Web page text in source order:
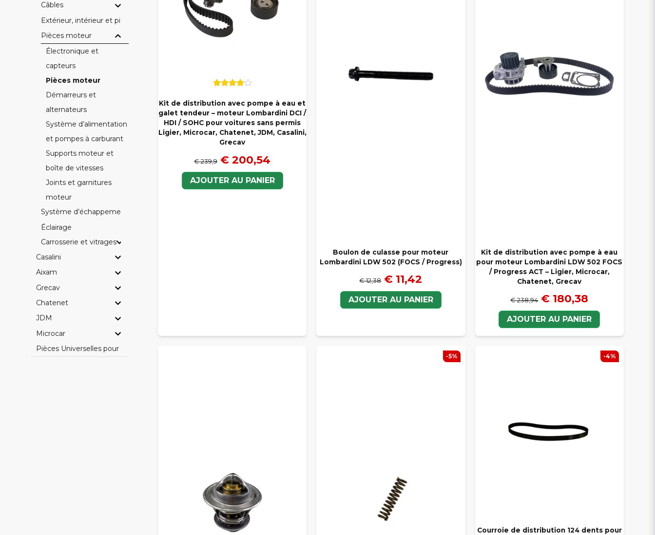
Câbles
Extérieur, intérieur et pièces électriques
Pièces moteur
Électronique et
capteurs
Pièces moteur
Démarreurs et
alternateurs
Système d’alimentation
et pompes à carburant
Supports moteur et
boîte de vitesses
Joints et garnitures
moteur
Système d’échappement
Éclairage
Carrosserie et vitrages
Casalini
Aixam
Grecav
Chatenet
JDM
Microcar
Pièces Universelles pour Voitures Sans Permis
Kit de distribution avec pompe à eau et
galet tendeur – moteur Lombardini DCI /
HDI / SOHC pour voitures sans permis
Ligier, Microcar, Chatenet, JDM, Casalini,
Grecav
€ 239,9 € 200,54
AJOUTER AU PANIER
Boulon de culasse pour moteur
Lombardini LDW 502 (FOCS / Progress)
€ 12,38 € 11,42
AJOUTER AU PANIER
Kit de distribution avec pompe à eau
pour moteur Lombardini LDW 502 FOCS
/ Progress ACT – Ligier, Microcar,
Chatenet, Grecav
€ 238,94 € 180,38
AJOUTER AU PANIER
-5%
Courroie de distribution 124 dents pour
-4%